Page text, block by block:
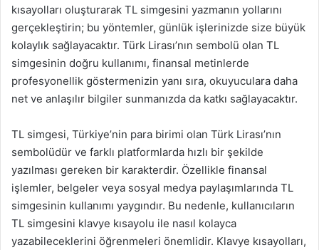
kısayolları oluşturarak TL simgesini yazmanın yollarını
gerçekleştirin; bu yöntemler, günlük işlerinizde size büyük
kolaylık sağlayacaktır. Türk Lirası’nın sembolü olan TL
simgesinin doğru kullanımı, finansal metinlerde
profesyonellik göstermenizin yanı sıra, okuyuculara daha
net ve anlaşılır bilgiler sunmanızda da katkı sağlayacaktır.
TL simgesi, Türkiye’nin para birimi olan Türk Lirası’nın
sembolüdür ve farklı platformlarda hızlı bir şekilde
yazılması gereken bir karakterdir. Özellikle finansal
işlemler, belgeler veya sosyal medya paylaşımlarında TL
simgesinin kullanımı yaygındır. Bu nedenle, kullanıcıların
TL simgesini klavye kısayolu ile nasıl kolayca
yazabileceklerini öğrenmeleri önemlidir. Klavye kısayolları,